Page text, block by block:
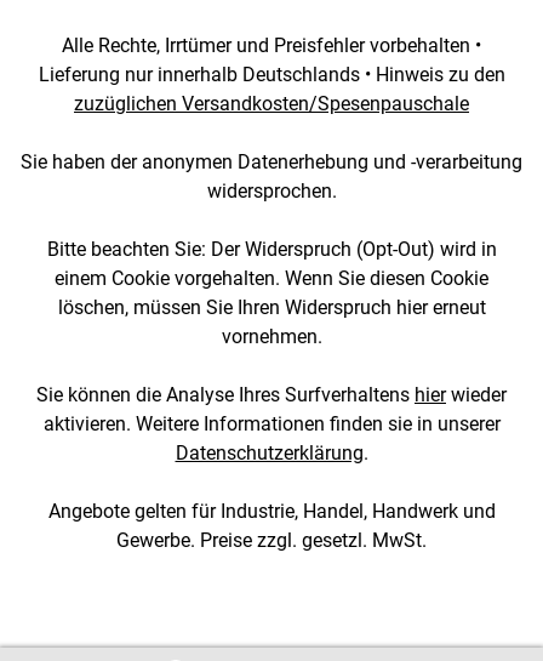
Alle Rechte, Irrtümer und Preisfehler vorbehalten •
Lieferung nur innerhalb Deutschlands • Hinweis zu den
zuzüglichen Versandkosten/Spesenpauschale
Sie haben der anonymen Datenerhebung und -verarbeitung
widersprochen.
Bitte beachten Sie: Der Widerspruch (Opt-Out) wird in
einem Cookie vorgehalten. Wenn Sie diesen Cookie
löschen, müssen Sie Ihren Widerspruch hier erneut
vornehmen.
Sie können die Analyse Ihres Surfverhaltens hierwieder
aktivieren. Weitere Informationen finden sie in unserer
Datenschutzerklärung.
Angebote gelten für Industrie, Handel, Handwerk und
Gewerbe. Preise zzgl. gesetzl. MwSt.